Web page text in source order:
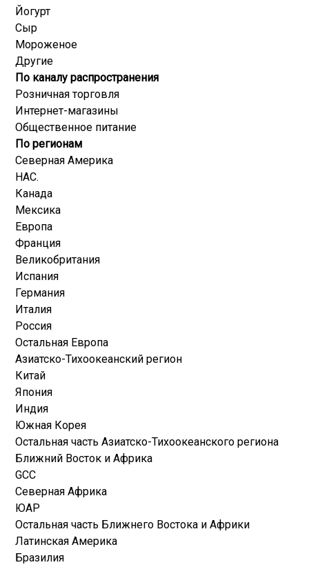
Йогурт
Сыр
Мороженое
Другие
По каналу распространения
Розничная торговля
Интернет-магазины
Общественное питание
По регионам
Северная Америка
НАС.
Канада
Мексика
Европа
Франция
Великобритания
Испания
Германия
Италия
Россия
Остальная Европа
Азиатско-Тихоокеанский регион
Китай
Япония
Индия
Южная Корея
Остальная часть Азиатско-Тихоокеанского региона
Ближний Восток и Африка
GCC
Северная Африка
ЮАР
Остальная часть Ближнего Востока и Африки
Латинская Америка
Бразилия